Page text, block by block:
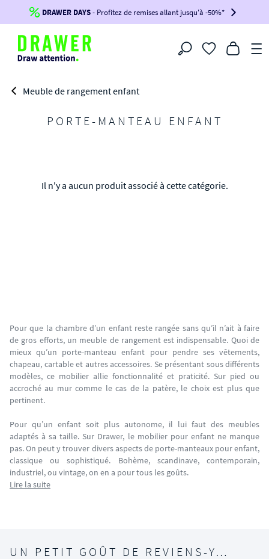
Jusqu'à-100€*sur votre commande !
BIKINI100
-voir conditions en bas de page-
DRAWER DAYS- Profitez de remises allant jusqu'à -50%*
Filtrer
Meuble de rangement enfant
PORTE-MANTEAU ENFANT
Il n'y a aucun produit associé à cette catégorie.
Pour que la chambre d’un enfant reste rangée sans qu’il n’ait à faire
de gros efforts, un meuble de rangement est indispensable. Quoi de
mieux qu’un porte-manteau enfant pour pendre ses vêtements,
chapeau, cartable et autres accessoires. Se présentant sous différents
modèles, ce mobilier allie fonctionnalité et praticité. Sur pied ou
accroché au mur comme le cas de la patère, le choix est plus que
pertinent.
Pour qu’un enfant soit plus autonome, il lui faut des meubles
adaptés à sa taille. Sur Drawer, le mobilier pour enfant ne manque
pas. On peut y trouver divers aspects de porte-manteaux pour enfant,
classique ou sophistiqué. Bohème, scandinave, contemporain,
industriel, ou vintage, on en a pour tous les goûts.
Lire la suite
UN PETIT GOÛT DE REVIENS-Y…